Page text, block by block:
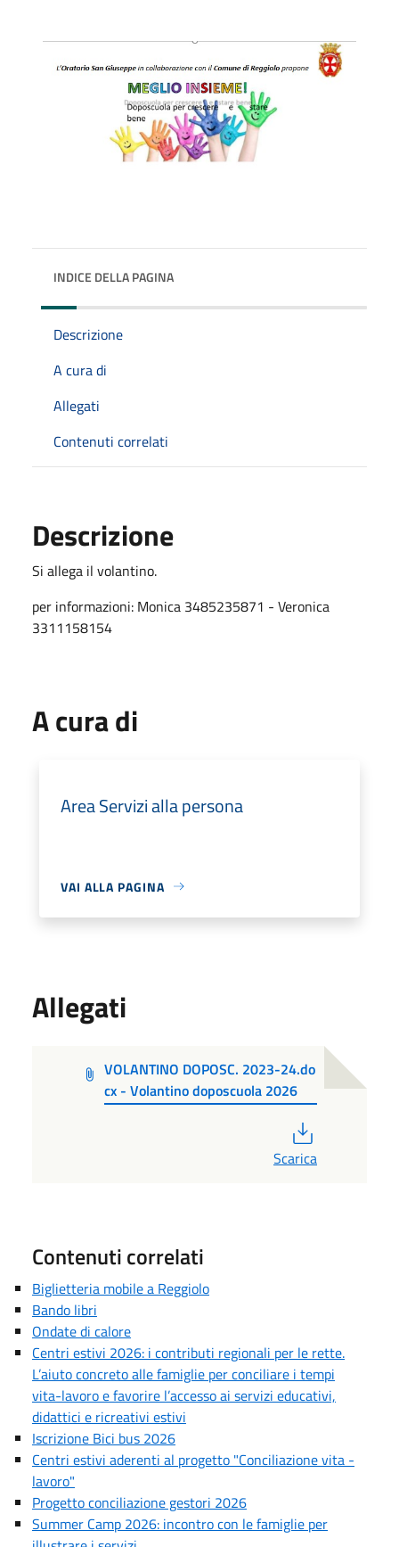
INDICE DELLA PAGINA
Descrizione
A cura di
Allegati
Contenuti correlati
Descrizione
Si allega il volantino.
per informazioni: Monica 3485235871 - Veronica
3311158154
A cura di
Area Servizi alla persona
VAI ALLA PAGINA
Allegati
VOLANTINO DOPOSC. 2023-24.do
cx - Volantino doposcuola 2026
Scarica
Contenuti correlati
Biglietteria mobile a Reggiolo
Bando libri
Ondate di calore
Centri estivi 2026: i contributi regionali per le rette.
L’aiuto concreto alle famiglie per conciliare i tempi
vita-lavoro e favorire l’accesso ai servizi educativi,
didattici e ricreativi estivi
Iscrizione Bici bus 2026
Centri estivi aderenti al progetto "Conciliazione vita -
lavoro"
Progetto conciliazione gestori 2026
Summer Camp 2026: incontro con le famiglie per